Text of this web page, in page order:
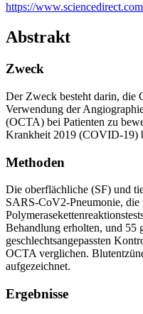
https://
Abstrakt
Zweck
Der Zweck besteht darin, die
Verwendung der
(OCTA) bei Patienten zu
Krankheit 2019 (COVID-19)
Methoden
Die oberflächliche (SF) und
SARS-CoV2-Pneumonie, die
Behandlung erholten, und 55
geschlechtsangepassten
OCTA verglichen.
aufgezeichnet.
Ergebnisse